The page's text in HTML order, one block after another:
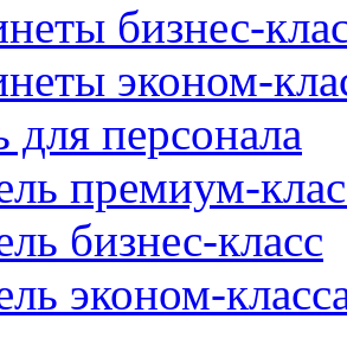
бизнес-
эконом-
для персонала
премиум-
бизнес-класс
эконом-